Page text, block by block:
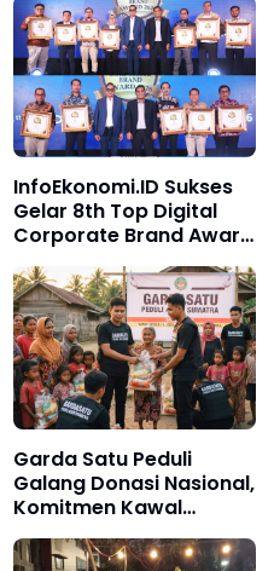
InfoEkonomi.ID Sukses
Gelar 8th Top Digital
Corporate Brand Award
2026/27 Perusahaan
Dianugerahi
Penghargaan
Garda Satu Peduli
Galang Donasi Nasional,
Komitmen Kawal
Pemulihan Banjir
Bandang Sumatra